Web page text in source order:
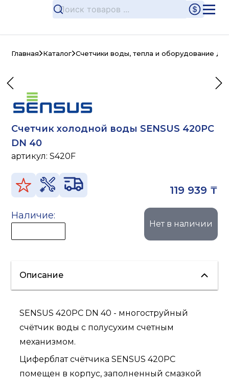
Главная Каталог Счетчики воды, тепла и оборудование
Счетчик холодной воды SENSUS 420PC
DN 40
артикул:S420F
119 939 ₸
Наличие:
Нет в наличии
Описание
SENSUS 420PC DN 40 - многоструйный
счётчик воды с полусухим счетным
механизмом.
Циферблат счётчика SENSUS 420PC
помещен в корпус, заполненный смазкой